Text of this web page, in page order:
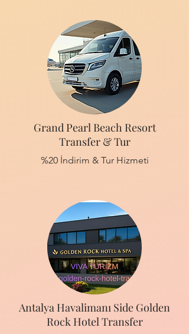
Grand Pearl Beach Resort
Transfer & Tur
%20 İndirim & Tur Hizmeti
Antalya Havalimanı Side Golden
Rock Hotel Transfer